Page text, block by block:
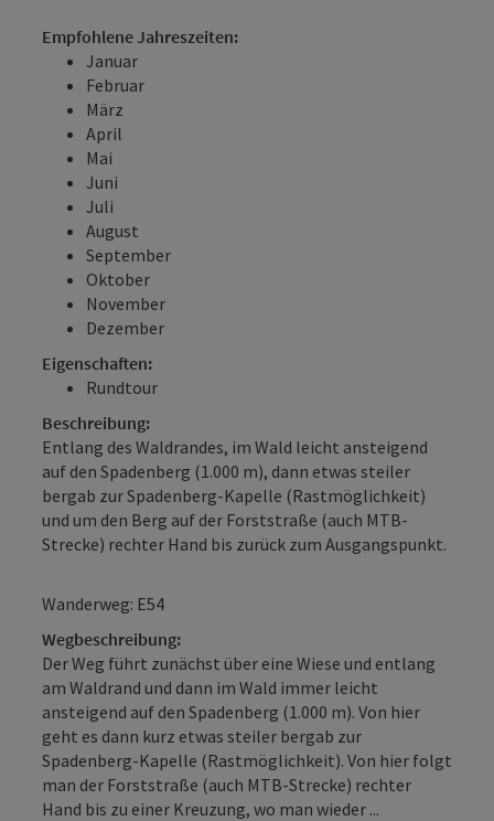
Empfohlene Jahreszeiten:
Januar
Februar
März
April
Mai
Juni
Juli
August
September
Oktober
November
Dezember
Eigenschaften:
Rundtour
Beschreibung:
Entlang des Waldrandes, im Wald leicht ansteigend
auf den Spadenberg (1.000 m), dann etwas steiler
bergab zur Spadenberg-Kapelle (Rastmöglichkeit)
und um den Berg auf der Forststraße (auch MTB-
Strecke) rechter Hand bis zurück zum Ausgangspunkt.
Wanderweg: E54
Wegbeschreibung:
Der Weg führt zunächst über eine Wiese und entlang
am Waldrand und dann im Wald immer leicht
ansteigend auf den Spadenberg (1.000 m). Von hier
geht es dann kurz etwas steiler bergab zur
Spadenberg-Kapelle (Rastmöglichkeit). Von hier folgt
man der Forststraße (auch MTB-Strecke) rechter
Hand bis zu einer Kreuzung, wo man wieder ...